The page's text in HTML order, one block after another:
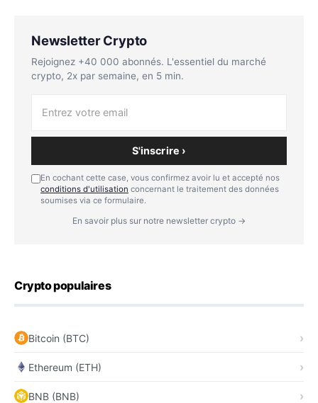
Newsletter Crypto
Rejoignez +40 000 abonnés. L'essentiel du marché
crypto, 2x par semaine, en 5 min.
S'inscrire ›
En cochant cette case, vous confirmez avoir lu et accepté nos
conditions d'utilisation concernant le traitement des données
soumises via ce formulaire.
En savoir plus sur notre newsletter crypto →
Crypto populaires
Bitcoin (BTC)
Ethereum (ETH)
BNB (BNB)